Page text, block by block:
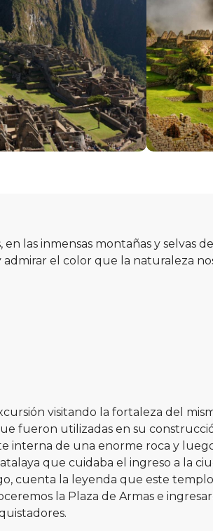
las inmensas montañas y selvas
el color que la naturaleza
visitando la fortaleza del
fueron utilizadas en su
de una enorme roca y
que cuidaba el ingreso a la
cuenta la leyenda que este
la Plaza de Armas e